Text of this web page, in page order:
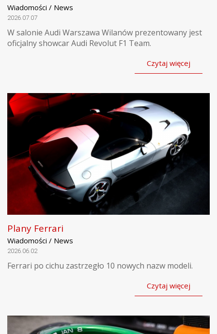
Wiadomości / News
2026.07.07
W salonie Audi Warszawa Wilanów prezentowany jest
oficjalny showcar Audi Revolut F1 Team.
Czytaj więcej
Plany Ferrari
Wiadomości / News
2026.06.02
Ferrari po cichu zastrzegło 10 nowych nazw modeli.
Czytaj więcej